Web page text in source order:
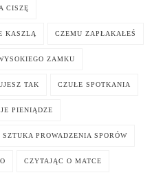
CISZĘ
KASZLĄ CZEMU ZAPŁAKAŁEŚ
ZAMKU
TAK CZUŁE SPOTKANIA
PIENIĄDZE
PROWADZENIA SPORÓW
CZYTAJĄC O MATCE